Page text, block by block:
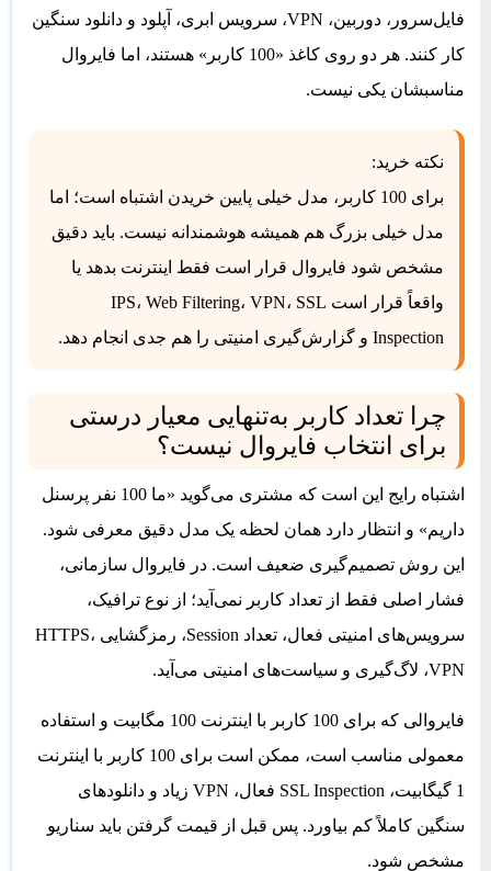
فایل‌سرور، دوربین، VPN، سرویس ابری، آپلود و دانلود سنگین
کار کنند. هر دو روی کاغذ «100 کاربر» هستند، اما فایروال
مناسبشان یکی نیست.
نکته خرید:
برای 100 کاربر، مدل خیلی پایین خریدن اشتباه است؛ اما
مدل خیلی بزرگ هم همیشه هوشمندانه نیست. باید دقیق
مشخص شود فایروال قرار است فقط اینترنت بدهد یا
واقعاً قرار است IPS، Web Filtering، VPN، SSL
Inspection و گزارش‌گیری امنیتی را هم جدی انجام دهد.
چرا تعداد کاربر به‌تنهایی معیار درستی
برای انتخاب فایروال نیست؟
اشتباه رایج این است که مشتری می‌گوید «ما 100 نفر پرسنل
داریم» و انتظار دارد همان لحظه یک مدل دقیق معرفی شود.
این روش تصمیم‌گیری ضعیف است. در فایروال سازمانی،
فشار اصلی فقط از تعداد کاربر نمی‌آید؛ از نوع ترافیک،
سرویس‌های امنیتی فعال، تعداد Session، رمزگشایی HTTPS،
VPN، لاگ‌گیری و سیاست‌های امنیتی می‌آید.
فایروالی که برای 100 کاربر با اینترنت 100 مگابیت و استفاده
معمولی مناسب است، ممکن است برای 100 کاربر با اینترنت
1 گیگابیت، SSL Inspection فعال، VPN زیاد و دانلودهای
سنگین کاملاً کم بیاورد. پس قبل از قیمت گرفتن باید سناریو
مشخص شود.